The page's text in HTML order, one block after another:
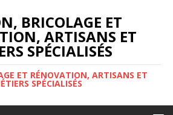
BRICOLAGE ET
ARTISANS ET
SPÉCIALISÉS
ET RÉNOVATION, ARTISANS ET
SPÉCIALISÉS